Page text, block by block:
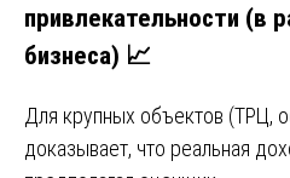
привлекательности (в
бизнеса) 📈
Для крупных объектов (ТРЦ,
доказывает, что реальная